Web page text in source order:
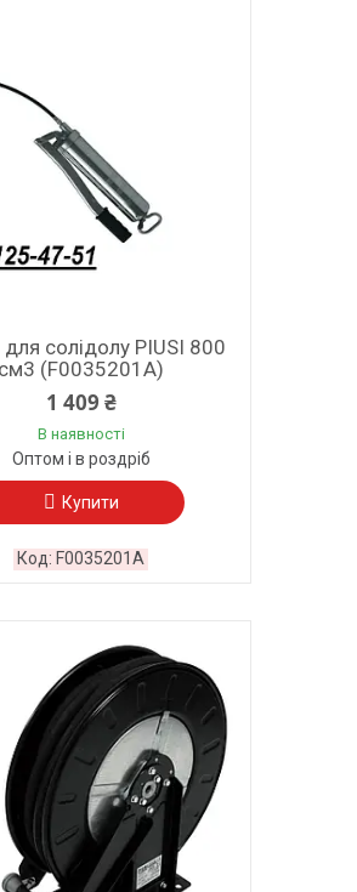
солідолу PIUSI 800
см3 (F0035201A)
1 409 ₴
В наявності
Оптом і в роздріб
Купити
F0035201A